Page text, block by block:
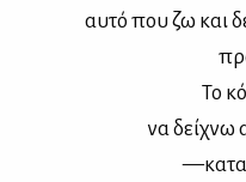
αυ­τό που ζω και
Το
να δεί­χνω